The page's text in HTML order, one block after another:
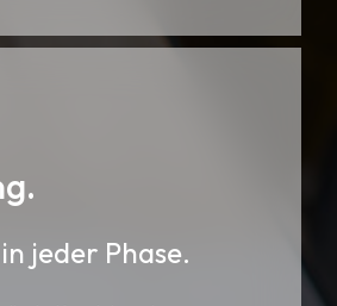
jeder Phase.